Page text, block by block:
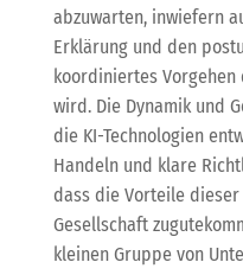
abzuwarten, inwiefern
Erklärung und den
koordiniertes
wird. Die Dynamik und
die KI-Technologien
Handeln und klare
dass die Vorteile
Gesellschaft
kleinen Gruppe von